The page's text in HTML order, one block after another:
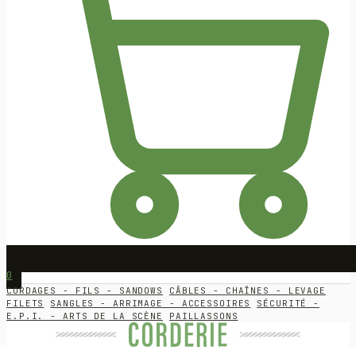
0
CORDAGES - FILS - SANDOWS
CÂBLES - CHAÎNES - LEVAGE
FILETS
SANGLES - ARRIMAGE - ACCESSOIRES
SÉCURITÉ -
E.P.I. - ARTS DE LA SCÈNE
PAILLASSONS